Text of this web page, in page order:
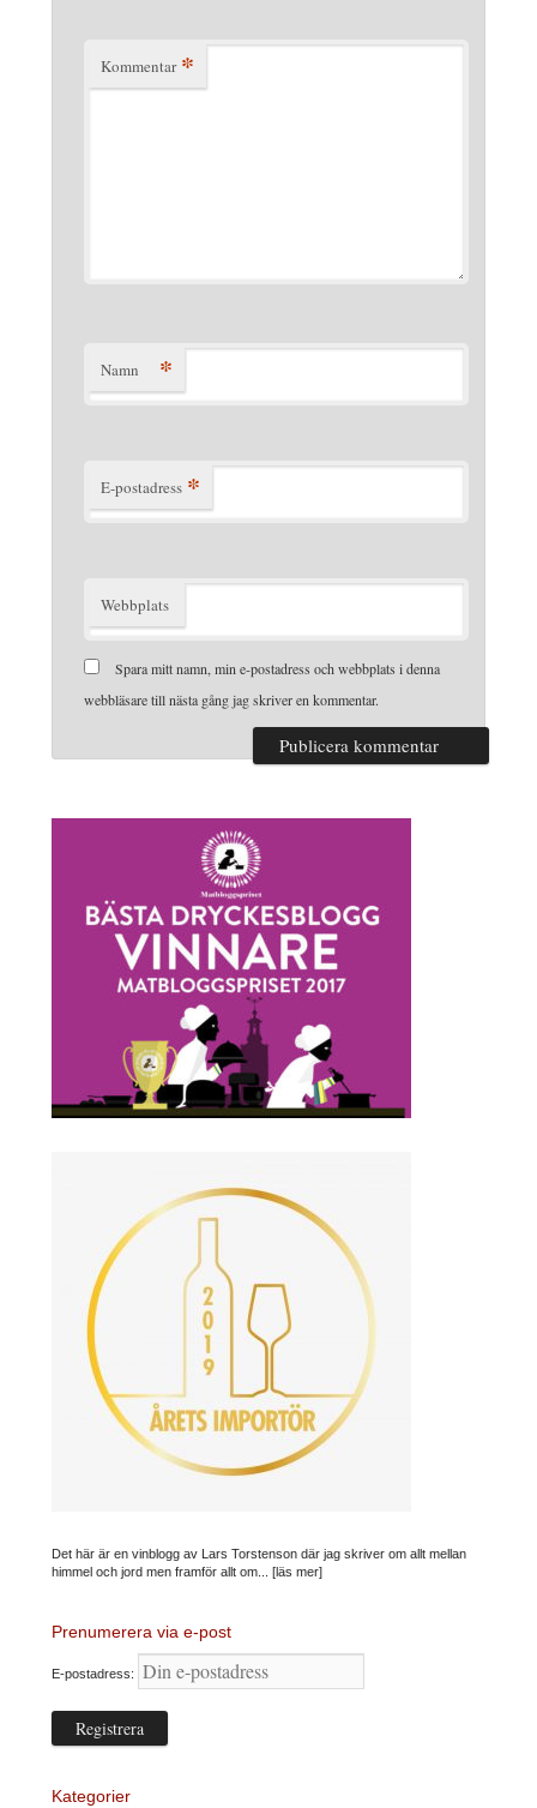
Kommentar *
Namn *
E-postadress *
Webbplats
Spara mitt namn, min e-postadress och webbplats i denna
webbläsare till nästa gång jag skriver en kommentar.
Det här är en vinblogg av Lars Torstenson där jag skriver om allt mellan
himmel och jord men framför allt om... [läs mer]
Prenumerera via e-post
E-postadress:
Kategorier